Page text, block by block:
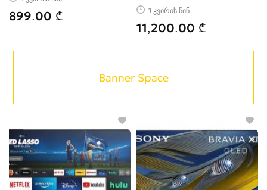
899.00 ₾ 1 კვირის წინ
11,200.00 ₾
Banner Space